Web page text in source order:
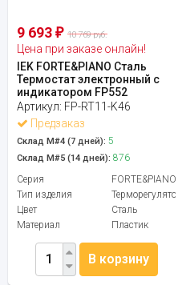
9 693 ₽ 10 769 руб.
Цена при заказе онлайн!
IEK FORTE&PIANO Сталь
Термостат электронный с
индикатором FP552
Артикул: FP-RT11-K46
Предзаказ
Склад М#4 (7 дней): 5
Склад М#5 (14 дней): 876
Серия
FORTE&PIANO
Тип изделия
Терморегулятор
Цвет
Сталь
Материал
Пластик
В корзину